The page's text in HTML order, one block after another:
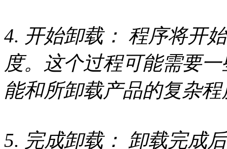
4. 开始卸载： 程序将开
度。这个过程可能需要
能和所卸载产品的复杂程
5. 完成卸载： 卸载完成